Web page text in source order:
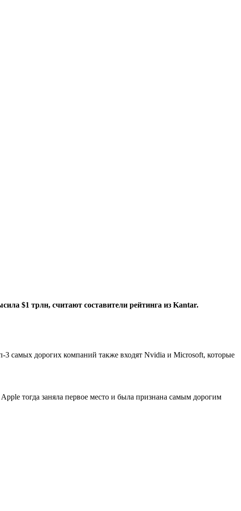
$1 трлн, считают составители рейтинга из Kantar.
самых дорогих компаний также входят Nvidia и Microsoft, которые
тогда заняла первое место и была признана самым дорогим